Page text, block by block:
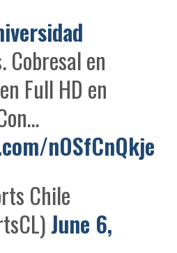
Cobresal en
Full HD en
nOSfCnQkje
Chile
June 6,